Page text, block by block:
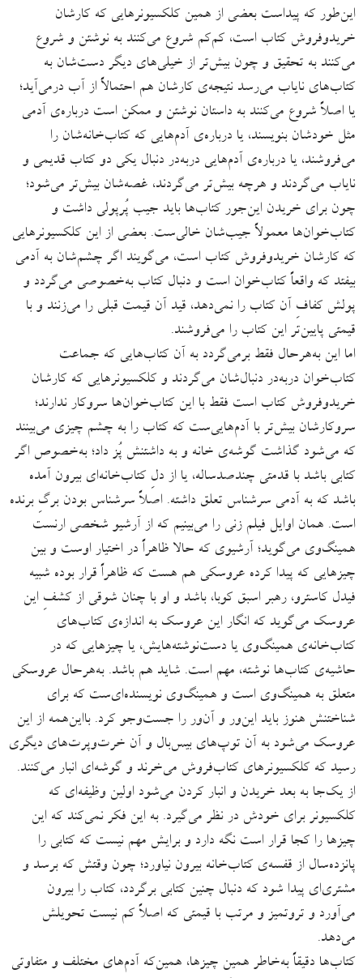
این‌طور که پیداست بعضی از همین کلکسیونرهایی که کارشان
خریدوفروش کتاب است، کم‌کم شروع می‌کنند به نوشتن و شروع
می‌کنند به تحقیق و چون بیش‌تر از خیلی‌های دیگر دست‌شان به
کتاب‌های نایاب می‌رسد نتیجه‌ی کارشان هم احتمالاً از آب درمی‌آید؛
یا اصلاً شروع می‌کنند به داستان نوشتن و ممکن است درباره‌ی آدمی
مثل خودشان بنویسند، یا درباره‌ی آدم‌هایی که کتاب‌خانه‌شان را
می‌فروشند، یا درباره‌ی آدم‌هایی دربه‌در دنبال یکی دو کتاب قدیمی و
نایاب می‌گردند و هرچه بیش‌تر می‌گردند، غصه‌شان بیش‌تر می‌شود؛
چون برای خریدن این‌جور کتاب‌ها باید جیب پُرپولی داشت و
کتاب‌خوان‌ها معمولاً جیب‌شان خالی‌ست. بعضی از این کلکسیونرهایی
که کارشان خریدوفروش کتاب است، می‌گویند اگر چشم‌شان به آدمی
بیفتد که واقعاً کتاب‌خوان است و دنبال کتاب‌ به‌خصوصی می‌گردد و
پولش کفافِ آن کتاب را نمی‌دهد، قید آن قیمت قبلی را می‌زنند و با
قیمتی پایین‌تر این کتاب را می‌فروشند.
اما این‌ به‌هرحال فقط برمی‌گردد به آن کتاب‌هایی‌ که جماعت
کتاب‌خوان دربه‌در دنبال‌شان می‌‌گردند و کلکسیونرهایی که کارشان
خریدوفروش کتاب است فقط با این کتاب‌خوان‌ها سروکار ندارند؛
سروکارشان بیش‌تر با آدم‌هایی‌ست که کتاب را به چشم چیزی می‌بینند
که می‌شود گذاشت گوشه‌ی خانه و به داشتنش پُز داد؛ به‌خصوص اگر
کتابی باشد با قدمتی چندصدساله، یا از دلِ کتاب‌خانه‌ای بیرون آمده
باشد که به آدمی سرشناس تعلق داشته. اصلاً سرشناس بودن برگِ برنده
است. همان اوایل فیلم زنی را می‌بینیم که از آرشیو شخصی ارنست
همینگ‌وی می‌گوید؛ آرشیوی که حالا ظاهراً در اختیار اوست و بین
چیزهایی که پیدا کرده عروسکی هم هست که ظاهراً قرار بوده شبیه
فیدل کاسترو، رهبر اسبق کوبا، باشد و او با چنان شوقی از کشفِ این
عروسک می‌گوید که انگار این عروسک به اندازه‌ی کتاب‌های
کتاب‌خانه‌ی همینگ‌وی یا دست‌نوشته‌هایش، یا چیزهایی که در
حاشیه‌ی کتاب‌ها نوشته، مهم است. شاید هم باشد. به‌هرحال عروسکی
متعلق به همینگ‌وی است و همینگ‌وی نویسنده‌ای‌ست که برای
شناختنش هنوز باید این‌ور و آن‌ور را جست‌وجو کرد. بااین‌همه از این
عروسک می‌شود به آن توپ‌های بیس‌بال و آن خرت‌وپرت‌های دیگری
رسید که کلکسیونرهای کتاب‌فروش می‌خرند و گوشه‌ای انبار می‌کنند.
از یک‌جا به بعد خریدن و انبار کردن می‌شود اولین وظیفه‌ای که
کلکسیونر برای خودش در نظر می‌گیرد. به این فکر نمی‌کند که این
چیزها را کجا قرار است نگه دارد و برایش مهم نیست که کتابی را
پانزده‌سال از قفسه‌ی کتاب‌خانه بیرون نیاورد؛ چون وقتش که برسد و
مشتری‌ای پیدا شود که دنبال چنین کتابی برگردد، کتاب را بیرون
می‌آورد و تروتمیز و مرتب با قیمتی که اصلاً کم نیست تحویلش
می‌دهد.
کتاب‌ها دقیقاً به‌خاطر همین‌ چیزها، همین‌که آدم‌های مختلف و متفاوتی